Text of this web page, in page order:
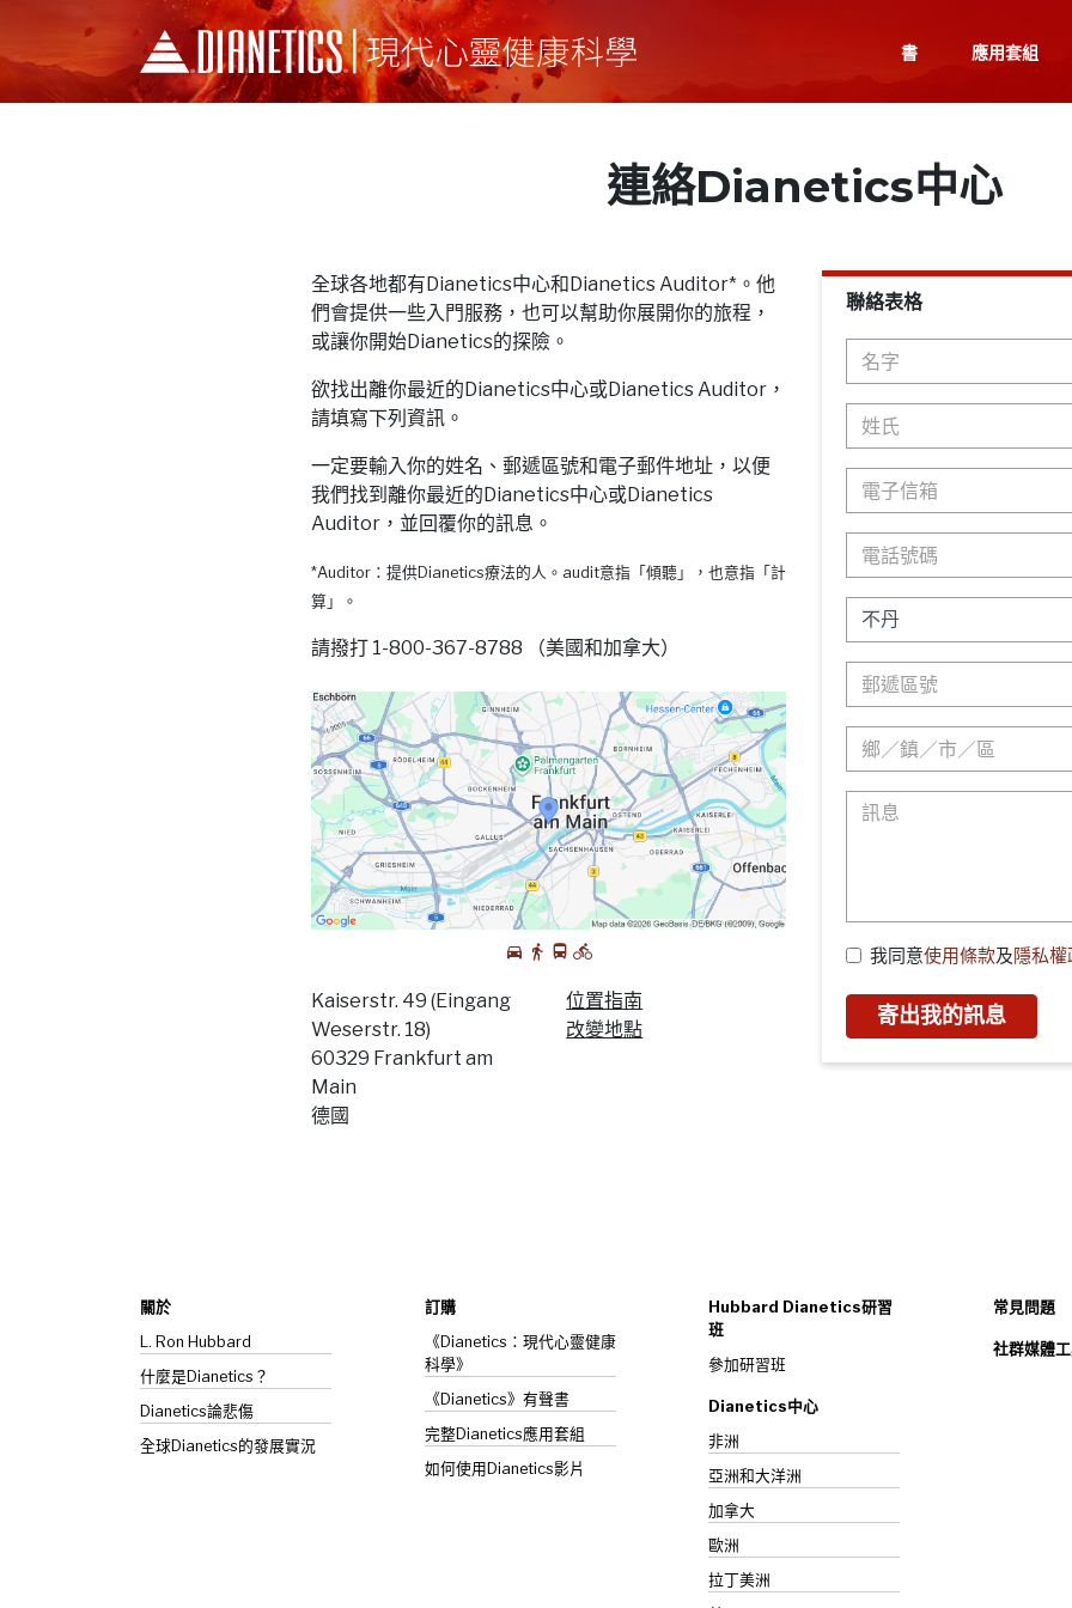
書 應用套組
連絡Dianetics中心
全球各地都有Dianetics中心和Dianetics Auditor*。他
們會提供一些入門服務，也可以幫助你展開你的旅程，
或讓你開始Dianetics的探險。
欲找出離你最近的Dianetics中心或Dianetics Auditor，
請填寫下列資訊。
一定要輸入你的姓名、郵遞區號和電子郵件地址，以便
我們找到離你最近的Dianetics中心或Dianetics
Auditor，並回覆你的訊息。
*Auditor：提供Dianetics療法的人。audit意指「傾聽」，也意指「計
算」。
請撥打 1-800-367-8788 （美國和加拿大）
Kaiserstr. 49 (Eingang
Weserstr. 18)
60329 Frankfurt am
Main
德國
位置指南
改變地點
聯絡表格
我同意使用條款及隱私權
寄出我的訊息
關於
L. Ron Hubbard
什麼是Dianetics？
Dianetics論悲傷
全球Dianetics的發展實況
訂購
《Dianetics：現代心靈健康
科學》
《Dianetics》有聲書
完整Dianetics應用套組
如何使用Dianetics影片
Hubbard Dianetics研習
班
參加研習班
Dianetics中心
非洲
亞洲和大洋洲
加拿大
歐洲
拉丁美洲
常見問題
社群媒體